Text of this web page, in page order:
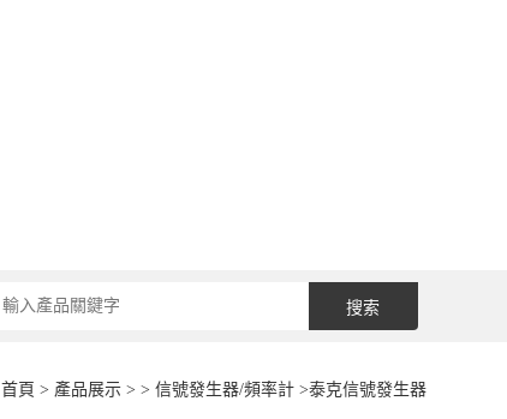
首頁 > 產品展示> > 信號發生器/頻率計>泰克信號發生器